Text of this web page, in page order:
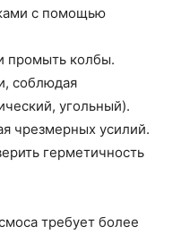
с помощью
промыть колбы.
соблюдая
угольный).
чрезмерных усилий.
герметичность
требует более